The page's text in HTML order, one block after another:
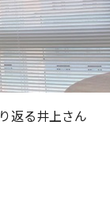
返る井上さん